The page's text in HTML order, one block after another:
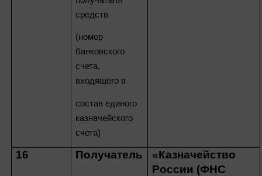
средств
(номер
банковского
счета,
входящего в
состав единого
казначейского
счета)
16 Получатель
«Казначейство
России (ФНС